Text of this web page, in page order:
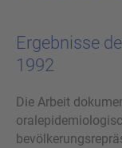
Ergebnisse
1992
Die Arbeit